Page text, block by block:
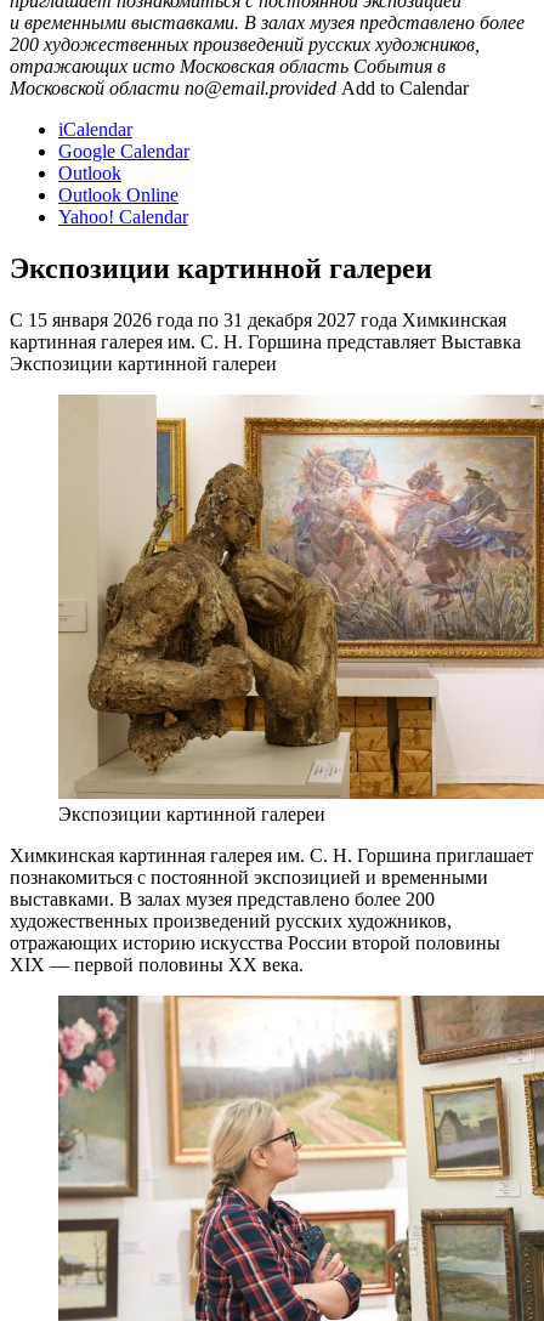
и временными выставками. В залах музея представлено более
200 художественных произведений русских художников,
отражающих исто Московская область События в
Московской области no@email.provided Add to Calendar
iCalendar
Google Calendar
Outlook
Outlook Online
Yahoo! Calendar
Экспозиции картинной галереи
С 15 января 2026 года по 31 декабря 2027 года Химкинская
картинная галерея им. С. Н. Горшина представляет Выставка
Экспозиции картинной галереи
Экспозиции картинной галереи
Химкинская картинная галерея им. С. Н. Горшина приглашает
познакомиться с постоянной экспозицией и временными
выставками. В залах музея представлено более 200
художественных произведений русских художников,
отражающих историю искусства России второй половины
XIX — первой половины XX века.